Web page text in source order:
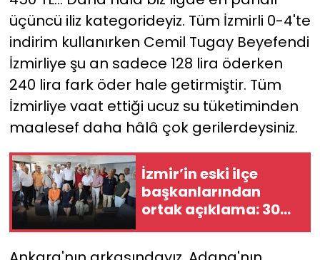
üçüncü iliz kategorideyiz. Tüm İzmirli 0-4'te
indirim kullanırken Cemil Tugay Beyefendi
İzmirliye şu an sadece 128 lira öderken
240 lira fark öder hale getirmiştir. Tüm
İzmirliye vaat ettiği ucuz su tüketiminden
maalesef daha hâlâ çok gerilerdeysiniz.
İzmir’in eski ilçe
başkanlarından
ortak açıklama: 30
ilçeden 78 başkan